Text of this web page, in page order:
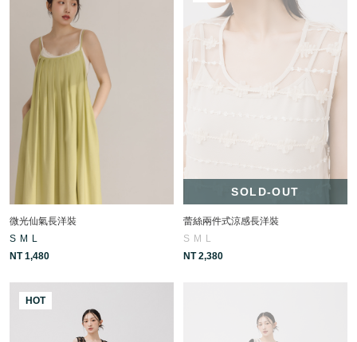
微光仙氣長洋裝
S M
L
NT 1,480
SOLD-OUT
蕾絲兩件式涼感長洋裝
S M
L
NT 2,380
HOT